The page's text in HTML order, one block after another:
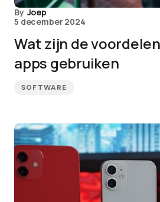
By Joep
5 december 2024
Wat zijn de
apps gebruiken
SOFTWARE